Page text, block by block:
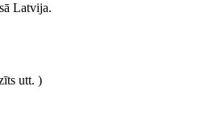
Latvija.
utt. )